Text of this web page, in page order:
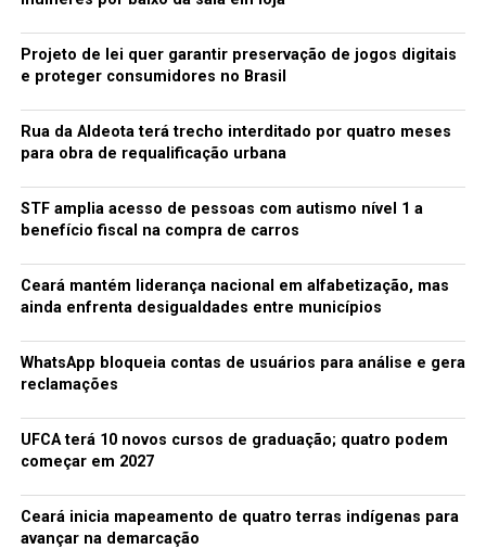
Projeto de lei quer garantir preservação de jogos digitais
e proteger consumidores no Brasil
Rua da Aldeota terá trecho interditado por quatro meses
para obra de requalificação urbana
STF amplia acesso de pessoas com autismo nível 1 a
benefício fiscal na compra de carros
Ceará mantém liderança nacional em alfabetização, mas
ainda enfrenta desigualdades entre municípios
WhatsApp bloqueia contas de usuários para análise e gera
reclamações
UFCA terá 10 novos cursos de graduação; quatro podem
começar em 2027
Ceará inicia mapeamento de quatro terras indígenas para
avançar na demarcação